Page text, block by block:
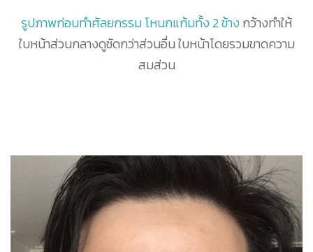
รูปภาพก่อนทำศัลยกรรม โหนกแก้มทั้ง 2 ข้างกว้างทำให้
ใบหน้าส่วนกลางดูชัดกว่าส่วนอื่น ใบหน้าโดยรวมขาดความ
สมส่วน